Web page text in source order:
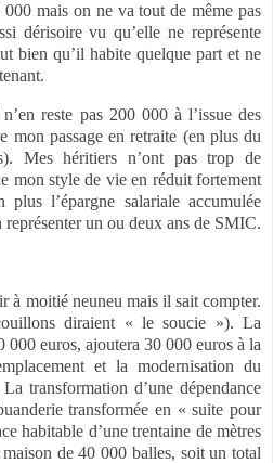
mais on ne va tout de même pas
dérisoire vu qu’elle ne représente
bien qu’il habite quelque part et ne
reste pas 200 000 à l’issue des
mon passage en retraite (en plus du
Mes héritiers n’ont pas trop de
mon style de vie en réduit fortement
l’épargne salariale accumulée
un ou deux ans de SMIC.
à moitié neuneu mais il sait compter.
diraient « le soucie »). La
euros, ajoutera 30 000 euros à la
et la modernisation du
transformation d’une dépendance
transformée en « suite pour
habitable d’une trentaine de mètres
de 40 000 balles, soit un total